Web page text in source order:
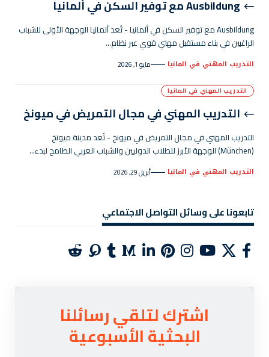
Ausbildung مع توفير السكن في ألمانيا
Ausbildung مع توفير السكن في ألمانيا - تُعد ألمانيا الوجهة الأولى للشباب
الراغبين في بناء مستقبل مهني قوي عبر نظام…
التدريب المهني في المانيا مايو 1, 2026
التدريب المهني في المانيا
التدريب المهني في مجال التمريض في ميونخ
التدريب المهني في مجال التمريض في ميونخ - تُعد مدينة ميونخ
(München) الوجهة الأبرز للطلاب الدوليين والشباب العربي الطامح لبدء…
التدريب المهني في المانيا أبريل 29, 2026
تابعونا على وسائل التواصل الاجتماعي
اشترك لتلقي رسائلنا
البحثية الأسبوعية